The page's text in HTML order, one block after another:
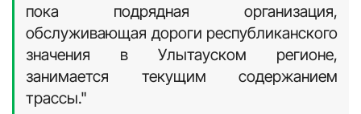
пока подрядная организация,
обслуживающая дороги республиканского
значения в Улытауском регионе,
занимается текущим содержанием
трассы."